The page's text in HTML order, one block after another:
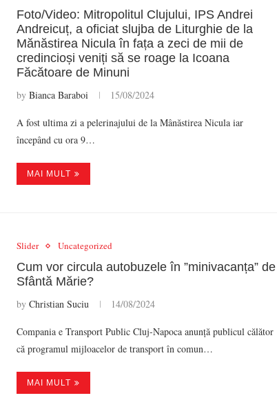
Foto/Video: Mitropolitul Clujului, IPS Andrei
Andreicuț, a oficiat slujba de Liturghie de la
Mănăstirea Nicula în fața a zeci de mii de
credincioși veniți să se roage la Icoana
Făcătoare de Minuni
by Bianca Baraboi 15/08/2024
A fost ultima zi a pelerinajului de la Mânăstirea Nicula iar
începând cu ora 9…
MAI MULT
Slider Uncategorized
Cum vor circula autobuzele în ”minivacanța” de
Sfântă Mărie?
by Christian Suciu 14/08/2024
Compania e Transport Public Cluj-Napoca anunță publicul călător
că programul mijloacelor de transport în comun…
MAI MULT